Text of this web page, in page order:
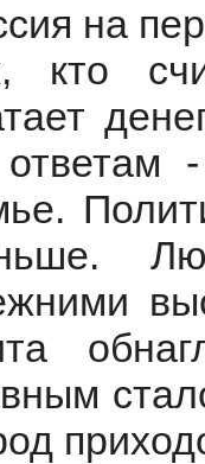
на
кто